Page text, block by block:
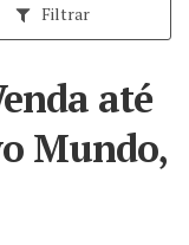
Filtrar
até
Mundo,